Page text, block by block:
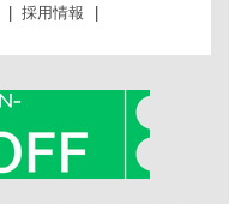
採用情報